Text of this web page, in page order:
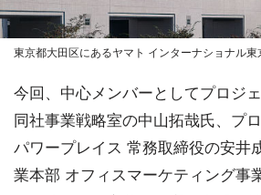
東京都大田区にあるヤマト インターナショナル東
今回、中心メンバーとしてプロジ
同社事業戦略室の中山拓哉氏、プ
パワープレイス 常務取締役の安井
業本部 オフィスマーケティング事